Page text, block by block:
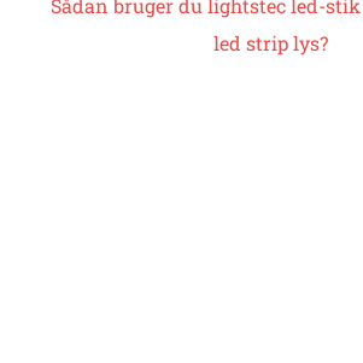
Sådan bruger du lightstec led-
led strip lys?